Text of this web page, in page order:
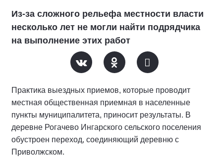
Из-за сложного рельефа местности власти
несколько лет не могли найти подрядчика
на выполнение этих работ
Практика выездных приемов, которые проводит
местная общественная приемная в населенные
пункты муниципалитета, приносит результаты. В
деревне Рогачево Ингарского сельского поселения
обустроен переход, соединяющий деревню с
Приволжском.